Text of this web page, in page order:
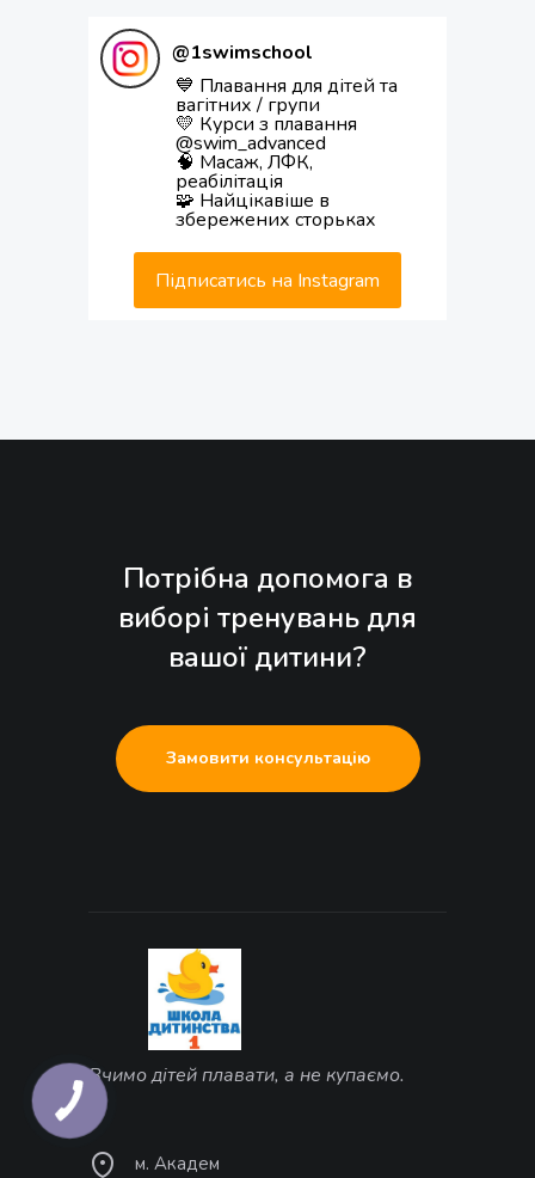
@1swimschool
💙 Плавання для дітей та
вагітних / групи
💛 Курси з плавання
@swim_advanced
🧠 Масаж, ЛФК,
реабілітація
🧩 Найцікавіше в
збережених сторьках
Підписатись на Instagram
Потрібна допомога в
виборі тренувань для
вашої дитини?
Замовити консультацію
Вчимо дітей плавати, а не купаємо.
м. Академ